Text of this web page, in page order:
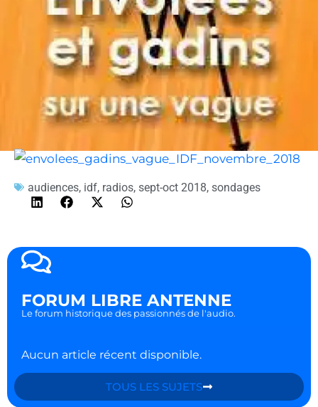
audiences, idf, radios, sept-oct 2018, sondages
FORUM LIBRE ANTENNE
Le forum historique des passionnés de l'audio.
Aucun article récent disponible.
TOUS LES SUJETS